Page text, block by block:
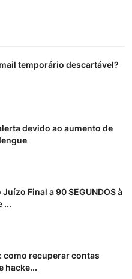
temporário descartável?
devido ao aumento de
Final a 90 SEGUNDOS à
...
como recuperar contas
hacke...